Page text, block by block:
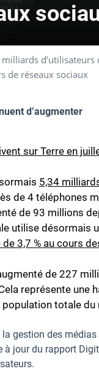
d’utilisateurs
de réseaux sociaux
d’augmenter
sur Terre en
5,34
de 4 téléphones
de 93 millions
utilise désormais
3,7 % au cours
de 227
représente une
totale
gestion des médias
à jour du rapport